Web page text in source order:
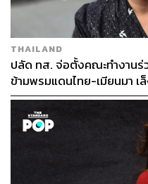
THAILAND
ปลัด ทส. จ่อตั้งคณะทำงาน
ข้ามพรมแดนไทย-เมียนมา เ